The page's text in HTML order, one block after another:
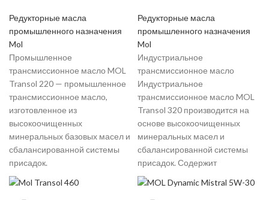
Редукторные масла
промышленного назначения
Mol
Промышленное
трансмиссионное масло MOL
Transol 220 — промышленное
трансмиссионное масло,
изготовленное из
высокоочищенных
минеральных базовых масел и
сбалансированной системы
присадок.
Редукторные масла
промышленного назначения
Mol
Индустриальное
трансмиссионное масло
Индустриальное
трансмиссионное масло MOL
Transol 320 производится на
основе высокоочищенных
минеральных масел и
сбалансированной системы
присадок. Содержит